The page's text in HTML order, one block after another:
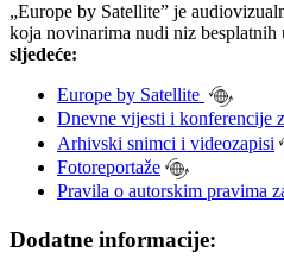
„Europe by Satellite” je
koja novinarima nudi niz besplatnih
sljedeće:
Europe by Satellite
Dnevne vijesti i konferencije
Arhivski snimci i videozapisi
Fotoreportaže
Pravila o autorskim pravima
Dodatne informacije: